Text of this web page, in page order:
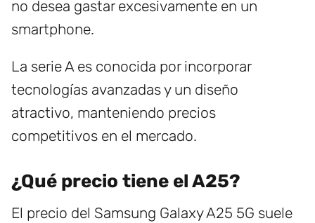
no desea gastar excesivamente en un
smartphone.
La serie A es conocida por incorporar
tecnologías avanzadas y un diseño
atractivo, manteniendo precios
competitivos en el mercado.
¿Qué precio tiene el A25?
El precio del Samsung Galaxy A25 5G suele